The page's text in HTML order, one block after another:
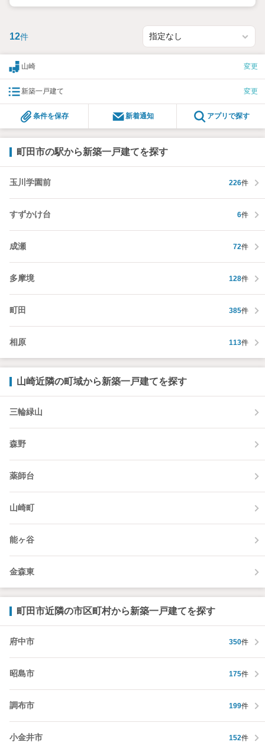
12件
山崎 変更
新築一戸建て 変更
条件を保存 新着通知 アプリで探す
町田市の駅から新築一戸建てを探す
玉川学園前 226件
すずかけ台 6件
成瀬 72件
多摩境 128件
町田 385件
相原 113件
山崎近隣の町域から新築一戸建てを探す
三輪緑山
森野
薬師台
山崎町
能ヶ谷
金森東
町田市近隣の市区町村から新築一戸建てを探す
府中市 350件
昭島市 175件
調布市 199件
小金井市 152件